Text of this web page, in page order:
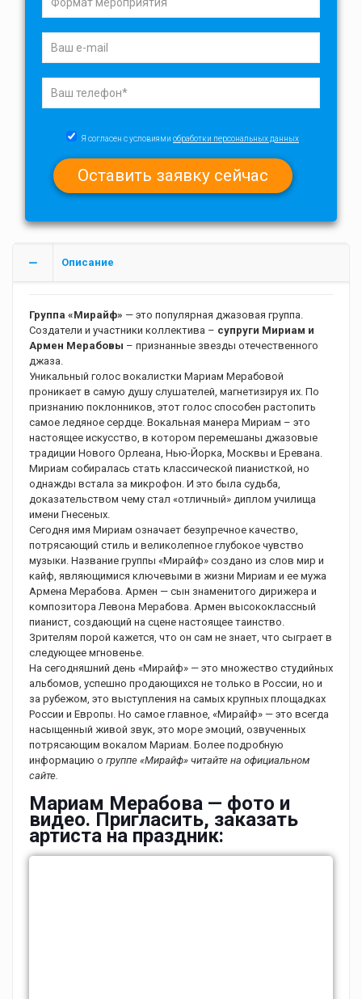
Я согласен с условиями обработки персональных данных
Описание
Группа «Мирайф» — это популярная джазовая группа.
Создатели и участники коллектива – супруги Мириам и
Армен Мерабовы – признанные звезды отечественного
джаза.
Уникальный голос вокалистки Мариам Мерабовой
проникает в самую душу слушателей, магнетизируя их. По
признанию поклонников, этот голос способен растопить
самое ледяное сердце. Вокальная манера Мириам – это
настоящее искусство, в котором перемешаны джазовые
традиции Нового Орлеана, Нью-Йорка, Москвы и Еревана.
Мириам собиралась стать классической пианисткой, но
однажды встала за микрофон. И это была судьба,
доказательством чему стал «отличный» диплом училища
имени Гнесеных.
Сегодня имя Мириам означает безупречное качество,
потрясающий стиль и великолепное глубокое чувство
музыки. Название группы «Мирайф» создано из слов мир и
кайф, являющимися ключевыми в жизни Мириам и ее мужа
Армена Мерабова. Армен — сын знаменитого дирижера и
композитора Левона Мерабова. Армен высококлассный
пианист, создающий на сцене настоящее таинство.
Зрителям порой кажется, что он сам не знает, что сыграет в
следующее мгновенье.
На сегодняшний день «Мирайф» — это множество студийных
альбомов, успешно продающихся не только в России, но и
за рубежом, это выступления на самых крупных площадках
России и Европы. Но самое главное, «Мирайф» — это всегда
насыщенный живой звук, это море эмоций, озвученных
потрясающим вокалом Мариам. Более подробную
информацию о группе «Мирайф» читайте на официальном
сайте.
Мариам Мерабова — фото и
видео. Пригласить, заказать
артиста на праздник: